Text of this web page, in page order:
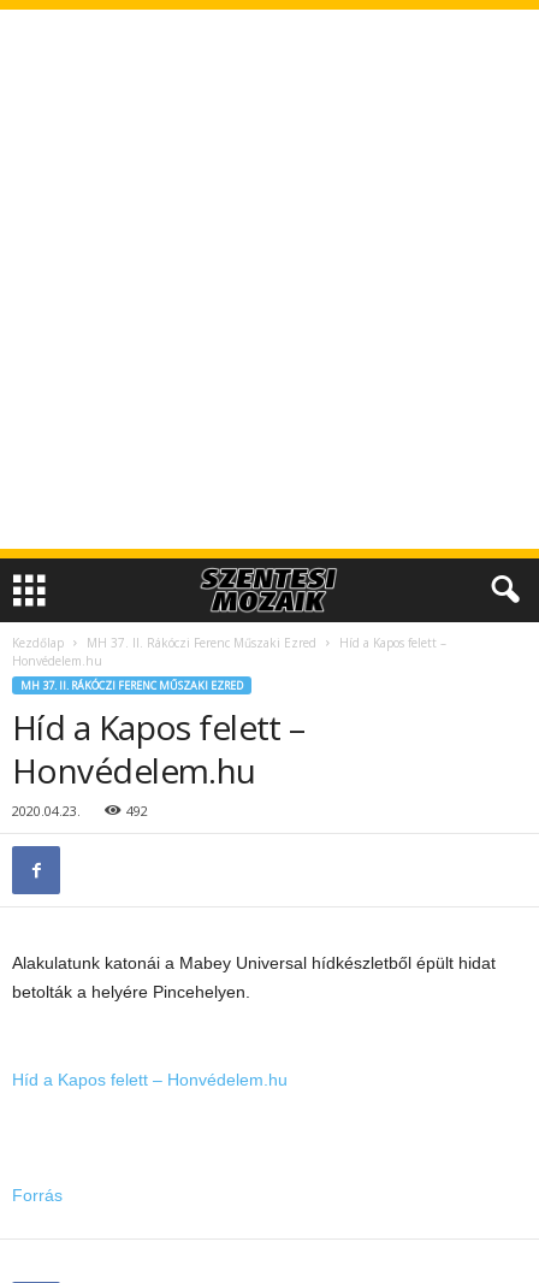
Kezdőlap MH 37. II. Rákóczi Ferenc Műszaki Ezred
Híd a Kapos felett –
Honvédelem.hu
MH 37. II. RÁKÓCZI FERENC MŰSZAKI EZRED
Híd a Kapos felett –
Honvédelem.hu
2020.04.23. 492
Alakulatunk katonái a Mabey Universal hídkészletből épült hidat
betolták a helyére Pincehelyen.
Híd a Kapos felett – Honvédelem.hu
Forrás